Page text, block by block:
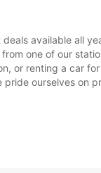
deals available all
one of our
or renting a car
pride ourselves on